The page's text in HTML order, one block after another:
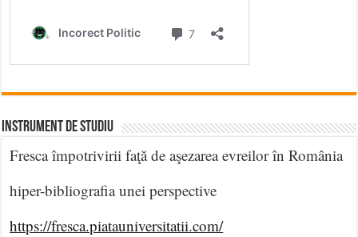
INSTRUMENT DE STUDIU
Fresca împotrivirii faţă de aşezarea evreilor în România
hiper-bibliografia unei perspective
https://fresca.piatauniversitatii.com/